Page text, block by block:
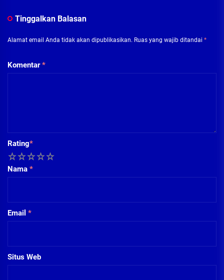
Tinggalkan Balasan
Alamat email Anda tidak akan dipublikasikan. Ruas yang wajib ditandai *
Komentar*
Rating*
5
4
3
2
Nama *
Email *
Situs Web